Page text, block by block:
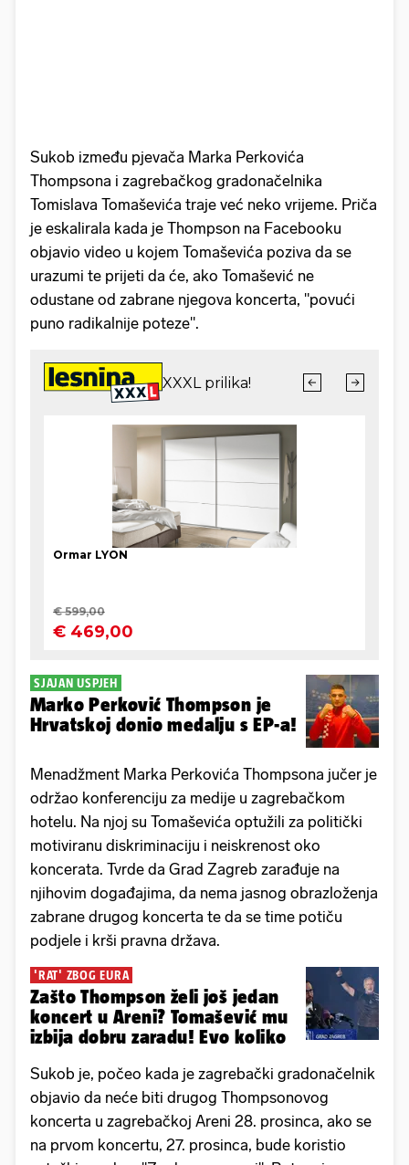
Sukob između pjevača Marka Perkovića
Thompsona i zagrebačkog gradonačelnika
Tomislava Tomaševića traje već neko vrijeme. Priča
je eskalirala kada je Thompson na Facebooku
objavio video u kojem Tomaševića poziva da se
urazumi te prijeti da će, ako Tomašević ne
odustane od zabrane njegova koncerta, "povući
puno radikalnije poteze".
SJAJAN USPJEH
Marko Perković Thompson je
Hrvatskoj donio medalju s EP-a!
Menadžment Marka Perkovića Thompsona jučer je
održao konferenciju za medije u zagrebačkom
hotelu. Na njoj su Tomaševića optužili za politički
motiviranu diskriminaciju i neiskrenost oko
koncerata. Tvrde da Grad Zagreb zarađuje na
njihovim događajima, da nema jasnog obrazloženja
zabrane drugog koncerta te da se time potiču
podjele i krši pravna država.
'RAT' ZBOG EURA
Zašto Thompson želi još jedan
koncert u Areni? Tomašević mu
izbija dobru zaradu! Evo koliko
Sukob je, počeo kada je zagrebački gradonačelnik
objavio da neće biti drugog Thompsonovog
koncerta u zagrebačkoj Areni 28. prosinca, ako se
na prvom koncertu, 27. prosinca, bude koristio